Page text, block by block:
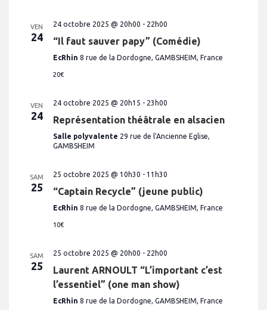
s
VEN
24
24 octobre 2025 @ 20h00 - 22h00
“Il faut sauver papy” (Comédie)
EcRhin 8 rue de la Dordogne, GAMBSHEIM, France
20€
VEN
24
24 octobre 2025 @ 20h15 - 23h00
Représentation théâtrale en alsacien
Salle polyvalente 29 rue de l'Ancienne Eglise,
GAMBSHEIM
SAM
25
25 octobre 2025 @ 10h30 - 11h30
“Captain Recycle” (jeune public)
EcRhin 8 rue de la Dordogne, GAMBSHEIM, France
10€
SAM
25
25 octobre 2025 @ 20h00 - 22h00
Laurent ARNOULT “L’important c’est
l’essentiel” (one man show)
EcRhin 8 rue de la Dordogne, GAMBSHEIM, France